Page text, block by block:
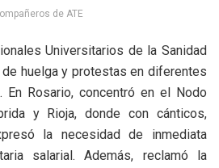
de ATE
Universitarios de la Sanidad
de huelga y protestas en diferentes
En Rosario, concentró en el Nodo
y Rioja, donde con cánticos,
la necesidad de inmediata
salarial. Además, reclamó la